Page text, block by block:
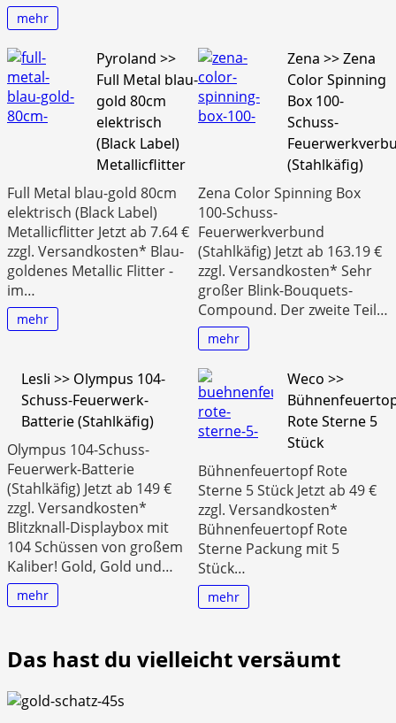
mehr
Pyroland >>
Full Metal blau-
gold 80cm
elektrisch
(Black Label)
Metallicflitter
Full Metal blau-gold 80cm
elektrisch (Black Label)
Metallicflitter Jetzt ab 7.64 €
zzgl. Versandkosten* Blau-
goldenes Metallic Flitter -
im…
mehr
Zena >> Zena
Color Spinning
Box 100-
Schuss-
(Stahlkäfig)
Zena Color Spinning Box
100-Schuss-
Feuerwerkverbund
(Stahlkäfig) Jetzt ab 163.19 €
zzgl. Versandkosten* Sehr
großer Blink-Bouquets-
Compound. Der zweite Teil…
mehr
Lesli >> Olympus 104-
Schuss-Feuerwerk-
Batterie (Stahlkäfig)
Olympus 104-Schuss-
Feuerwerk-Batterie
(Stahlkäfig) Jetzt ab 149 €
zzgl. Versandkosten*
Blitzknall-Displaybox mit
104 Schüssen von großem
Kaliber! Gold, Gold und…
mehr
Weco >>
Rote Sterne 5
Stück
Bühnenfeuertopf Rote
Sterne 5 Stück Jetzt ab 49 €
zzgl. Versandkosten*
Bühnenfeuertopf Rote
Sterne Packung mit 5
Stück…
mehr
Das hast du vielleicht versäumt